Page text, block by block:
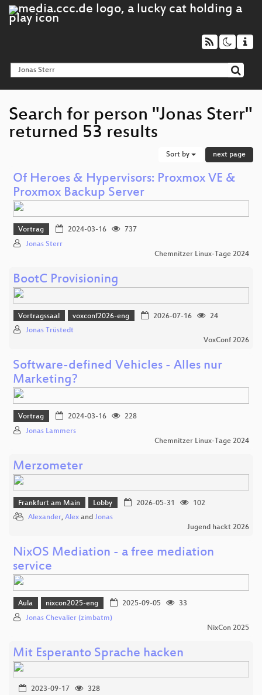
Search for person "Jonas Sterr"
returned 53 results
Sort by next page
Of Heroes & Hypervisors: Proxmox VE &
Proxmox Backup Server
Vortrag 2024-03-16
737
Jonas Sterr
Chemnitzer Linux-Tage 2024
BootC Provisioning
Vortragssaal voxconf2026-eng 2026-07-16
24
Jonas Trüstedt
VoxConf 2026
Software-defined Vehicles - Alles nur
Marketing?
Vortrag 2024-03-16
228
Jonas Lammers
Chemnitzer Linux-Tage 2024
Merzometer
Frankfurt am Main Lobby 2026-05-31
102
Alexander, Alex and Jonas
Jugend hackt 2026
NixOS Mediation - a free mediation
service
Aula nixcon2025-eng 2025-09-05
33
Jonas Chevalier (zimbatm)
NixCon 2025
Mit Esperanto Sprache hacken
2023-09-17
328